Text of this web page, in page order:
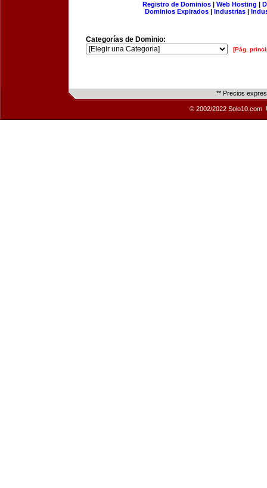
Registro de Dominios| Web Hosting |
Dominios Expirados | Industrias |
Categorías de Dominio:
[Pág.
** Precios
© 2002/2022 Solo10.com